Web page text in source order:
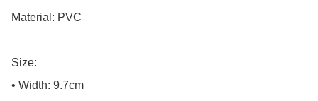
Material: PVC
Size:
• Width: 9.7cm